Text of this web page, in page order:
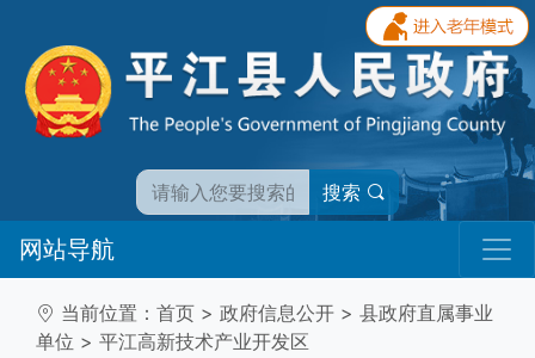
搜索
网站导航
当前位置： 首页 > 政府信息公开 > 县政府直属事业
单位 > 平江高新技术产业开发区